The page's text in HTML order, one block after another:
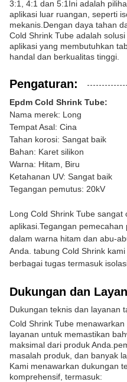
3:1, 4:1 dan 5:1Ini adalah
aplikasi luar ruangan, seperti
mekanis.Dengan daya tahan
Cold Shrink Tube adalah
aplikasi yang membutuhkan
handal dan berkualitas tinggi.
Pengaturan:
Epdm Cold Shrink Tube:
Nama merek: Long
Tempat Asal: Cina
Tahan korosi: Sangat baik
Bahan: Karet silikon
Warna: Hitam, Biru
Ketahanan UV: Sangat baik
Tegangan pemutus: 20kV
Long Cold Shrink Tube sangat
aplikasi.Tegangan pemecahan
dalam warna hitam dan abu-
Anda. tabung Cold Shrink
berbagai tugas termasuk
Dukungan dan
Dukungan teknis dan layanan
Cold Shrink Tube
layanan untuk memastikan
maksimal dari produk
masalah produk, dan banyak
Kami menawarkan dukungan
komprehensif, termasuk: